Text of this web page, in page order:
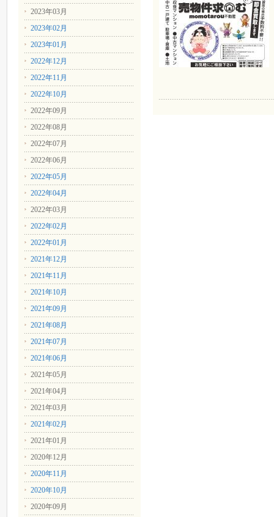
2023年03月
2023年02月
2023年01月
2022年12月
2022年11月
2022年10月
2022年09月
2022年08月
2022年07月
2022年06月
2022年05月
2022年04月
2022年03月
2022年02月
2022年01月
2021年12月
2021年11月
2021年10月
2021年09月
2021年08月
2021年07月
2021年06月
2021年05月
2021年04月
2021年03月
2021年02月
2021年01月
2020年12月
2020年11月
2020年10月
2020年09月